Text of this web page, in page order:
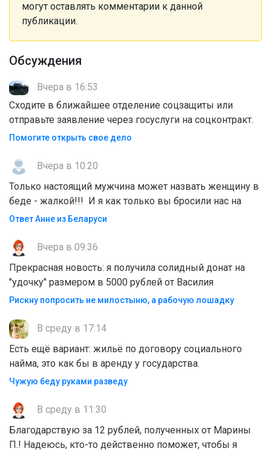
могут оставлять комментарии к данной
публикации.
Обсуждения
Вчера в 16:53
Сходите в ближайшее отделение соцзащиты или
отправьте заявление через госуслуги на соцконтракт.
Помогите открыть свое дело
Вчера в 10:20
Только настоящий мужчина может назвать женщину в
беде - жалкой!!! И я как только вы бросили нас на
Ответ Анне из Беларуси
Вчера в 09:36
Прекрасная новость: я получила солидный донат на
"удочку" размером в 5000 рублей от Василия
Рискну попросить не милостыню, а рабочую лошадку
В среду в 17:14
Есть ещё вариант: жильё по договору социального
найма, это как бы в аренду у государства.
Чужую беду руками разведу
В среду в 11:30
Благодарствую за 12 рублей, полученных от Марины
П.! Надеюсь, кто-то действенно поможет, чтобы я